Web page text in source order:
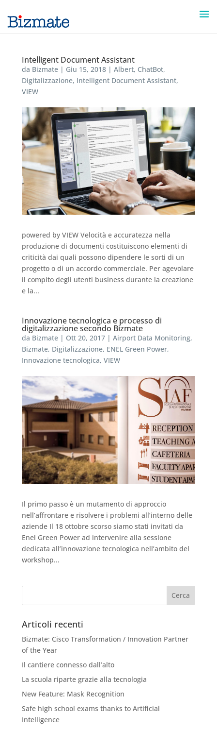
Intelligent Document Assistant
da Bizmate| Giu 15, 2018| Albert, ChatBot,
Digitalizzazione, Intelligent Document Assistant,
VIEW
powered by VIEW Velocità e accuratezza nella
produzione di documenti costituiscono elementi di
criticità dai quali possono dipendere le sorti di un
progetto o di un accordo commerciale. Per agevolare
il compito degli utenti business durante la creazione
e la...
Innovazione tecnologica e processo di
digitalizzazione secondo Bizmate
da Bizmate| Ott 20, 2017| Airport Data Monitoring,
Bizmate, Digitalizzazione, ENEL Green Power,
Innovazione tecnologica, VIEW
Il primo passo è un mutamento di approccio
nell’affrontare e risolvere i problemi all’interno delle
aziende Il 18 ottobre scorso siamo stati invitati da
Enel Green Power ad intervenire alla sessione
dedicata all’innovazione tecnologica nell’ambito del
workshop...
Articoli recenti
Bizmate: Cisco Transformation / Innovation Partner
of the Year
Il cantiere connesso dall’alto
La scuola riparte grazie alla tecnologia
New Feature: Mask Recognition
Safe high school exams thanks to Artificial
Intelligence